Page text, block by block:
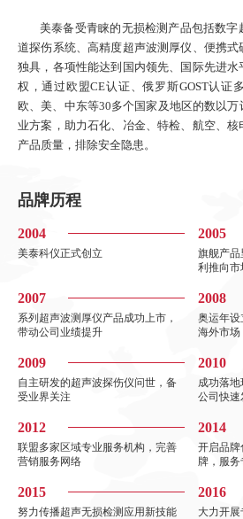
美泰备受青睐的无损检测产品包括数字
道探伤系统、高精度超声波测厚仪、便携
独具，各项性能达到国内领先、国际先进
权，通过欧盟CE认证、俄罗斯GOST认证
欧、美、中东等30多个国家及地区的数以
业方案，助力石化、冶金、特检、航空、
产品质量，排除安全隐患。
品牌历程
2004
美泰科仪正式创立
2005
旗舰产品
利推向市
2007
系列超声波测厚仪产品成功上市，
带动公司业绩提升
2008
奥运年设
海外市场
2009
自主研发的超声波探伤仪问世，备
受业界关注
2010
成功落
公司快速
2012
联盟多家区域专业服务机构，完善
营销服务网络
2014
开启品牌
牌，服务
2015
努力传播超声无损检测应用新技能
2016
大力开